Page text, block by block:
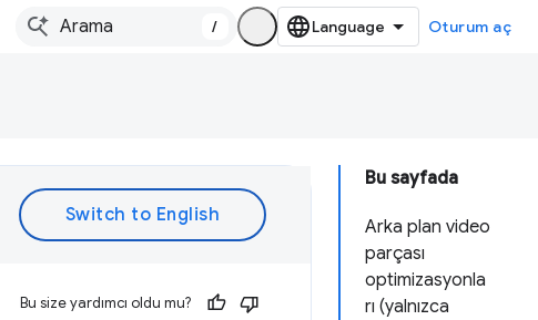
/ Oturum aç
Bu sayfada
Arka plan video
parçası
optimizasyonla
rı (yalnızca
Bu size yardımcı oldu mu?